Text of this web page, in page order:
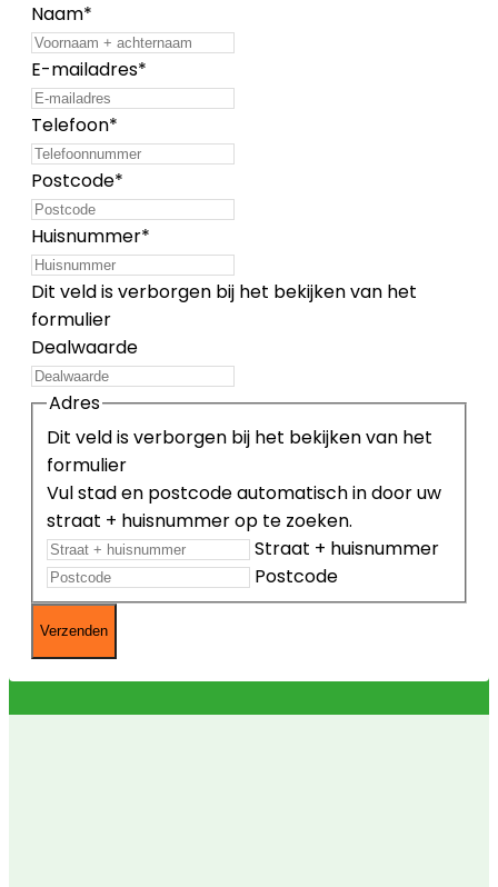
Naam*
E-mailadres*
Telefoon*
Postcode*
Huisnummer*
Dit veld is verborgen bij het bekijken van het
formulier
Dealwaarde
Dit veld is verborgen bij het bekijken van het
formulier
Adres
Vul stad en postcode automatisch in door uw
straat + huisnummer op te zoeken.
Straat + huisnummer
Postcode